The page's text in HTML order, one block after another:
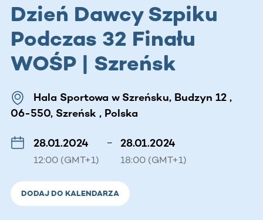
Dzień Dawcy Szpiku
Podczas 32 Finału
WOŚP | Szreńsk
Hala Sportowa w Szreńsku, Budzyn 12 ,
06-550, Szreńsk , Polska
28.01.2024
12:00 (GMT+1)
– 28.01.2024
18:00 (GMT+1)
DODAJ DO KALENDARZA